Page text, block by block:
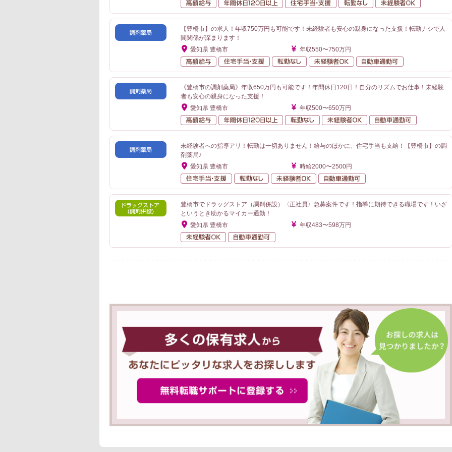
高額給与 年間休日120日以上 住宅手当・支援 転勤なし
【豊橋市】の求人！年収750万円も可能です！未経験者も安心の親身になった支援！転勤ナシで人
間関係が深まります！
愛知県 豊橋市
年収550〜750万円
高額給与
住宅手当・支援 転勤なし 未経験者OK
《豊橋市の調剤薬局》年収650万円も可能です！年間休日120日！自分のリズムでお仕事！未経験
者も安心の親身になった支援！
愛知県 豊橋市
年収500〜650万円
高額給与
年間休日120日以上
転勤なし 未経験者OK
未経験者への指導アリ！転勤は一切ありません！給与のほかに、住宅手当も支給！【豊橋市】の調
剤薬局♪
愛知県 豊橋市
時給2000〜2500円
住宅手当・支援 転勤なし 未経験者OK
豊橋市でドラッグストア（調剤併設）〈正社員〉急募案件です！指導に期待できる職場です！いざ
というとき助かるマイカー通勤！
愛知県 豊橋市
年収483〜598万円
未経験者OK